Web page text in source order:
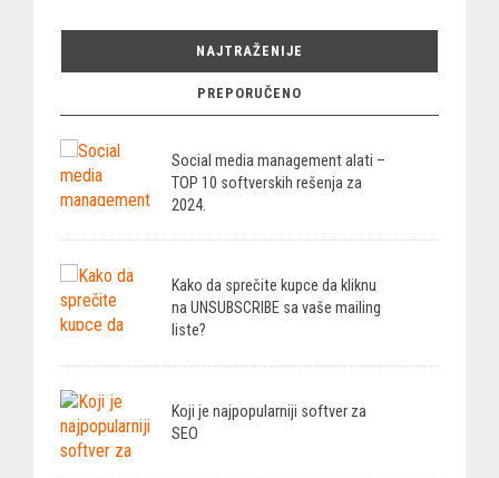
NAJTRAŽENIJE
PREPORUČENO
Social media management alati –
TOP 10 softverskih rešenja za
2024.
Kako da sprečite kupce da kliknu
na UNSUBSCRIBE sa vaše mailing
liste?
Koji je najpopularniji softver za
SEO